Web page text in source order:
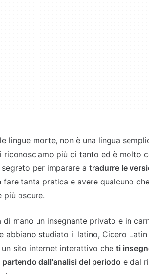
lingue morte, non è una lingua
riconosciamo più di tanto ed è molto
per imparare a tradurre le
fare tanta pratica e avere qualcuno
più oscure.
di mano un insegnante privato e in
abbiano studiato il latino, Cicero
sito internet interattivo che ti
dall'analisi del periodo e dal